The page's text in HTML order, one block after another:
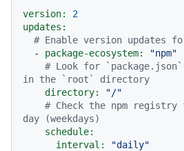
version:
2
updates:
# Enable version updates
-
package-ecosystem:
"npm"
# Look for
in the `root` directory
directory:
"/"
# Check the npm registry
day (weekdays)
schedule:
interval:
"daily"